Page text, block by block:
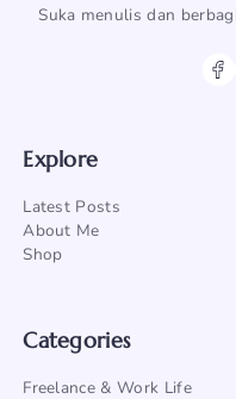
Suka menulis dan
Explore
Latest Posts
About Me
Shop
Categories
Freelance & Work Life